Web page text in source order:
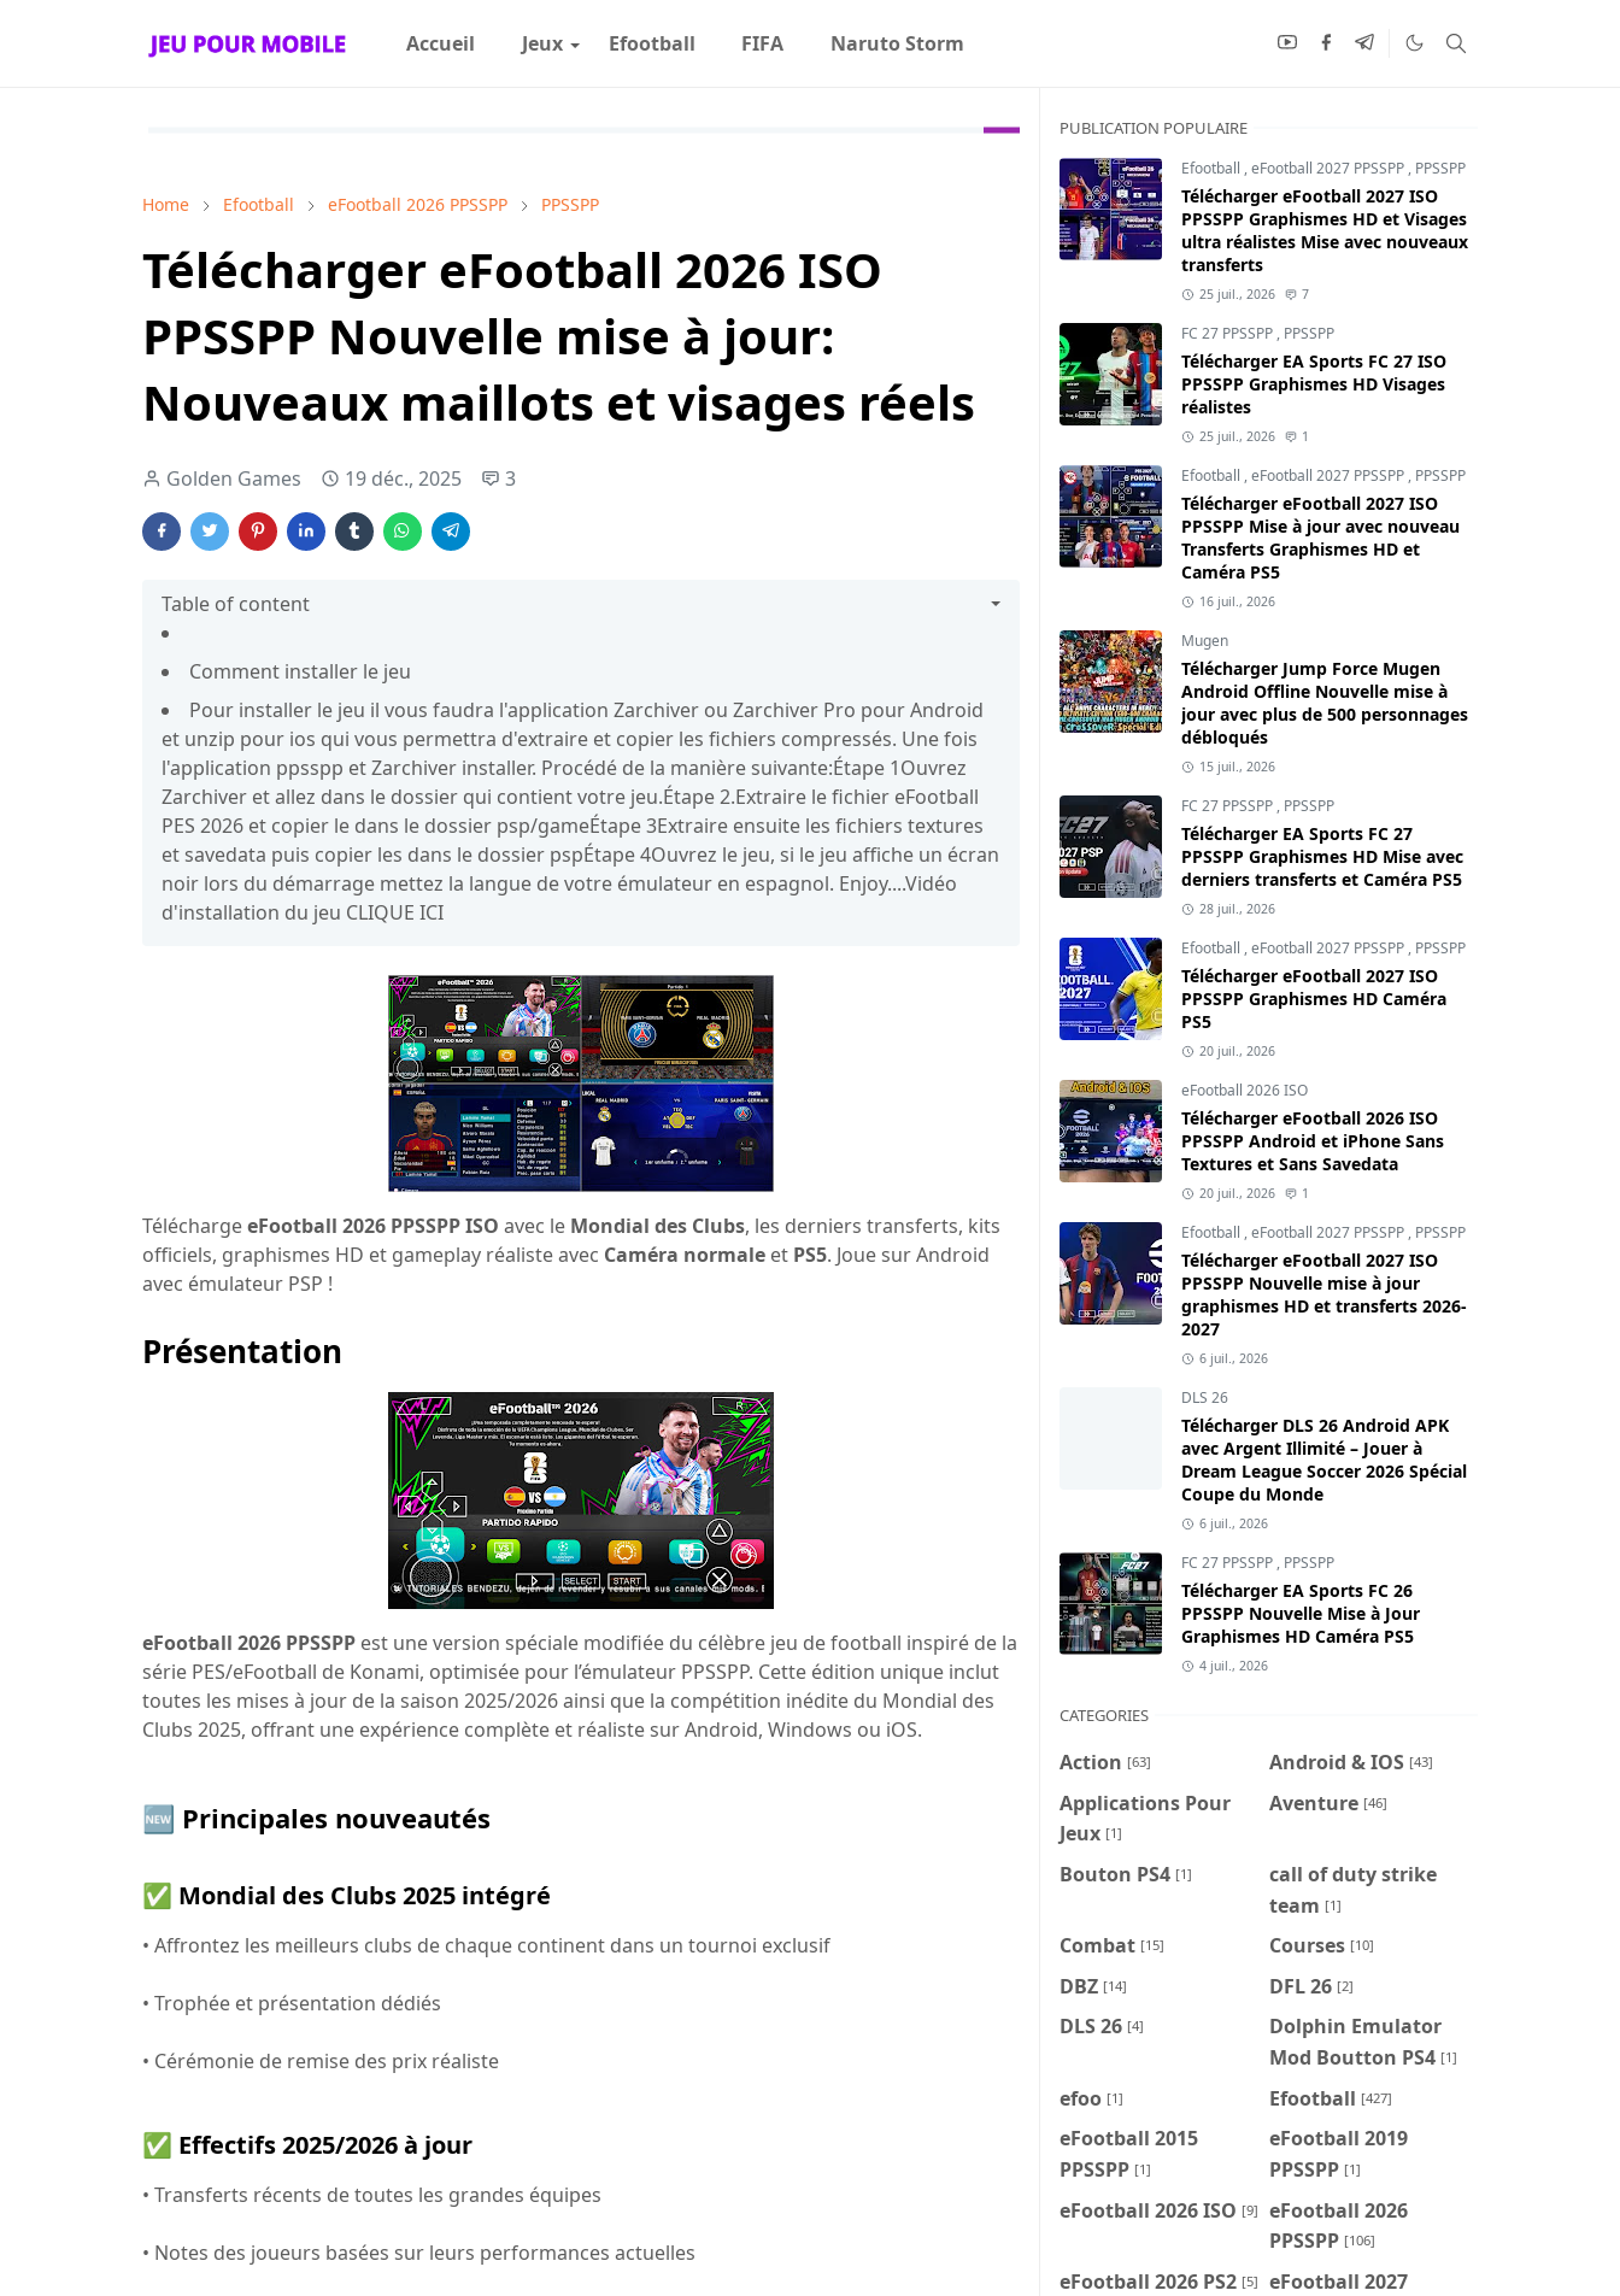
Accueil Jeux Efootball FIFA Naruto Storm
Home Efootball eFootball 2026 PPSSPP PPSSPP
Télécharger eFootball 2026 ISO
PPSSPP Nouvelle mise à jour:
Nouveaux maillots et visages réels
Golden Games 19 déc., 2025 3
Table of content
Comment installer le jeu
Pour installer le jeu il vous faudra l'application Zarchiver ou Zarchiver Pro pour Android
et unzip pour ios qui vous permettra d'extraire et copier les fichiers compressés. Une fois
l'application ppsspp et Zarchiver installer. Procédé de la manière suivante:Étape 1Ouvrez
Zarchiver et allez dans le dossier qui contient votre jeu.Étape 2.Extraire le fichier eFootball
PES 2026 et copier le dans le dossier psp/gameÉtape 3Extraire ensuite les fichiers textures
et savedata puis copier les dans le dossier pspÉtape 4Ouvrez le jeu, si le jeu affiche un écran
noir lors du démarrage mettez la langue de votre émulateur en espagnol. Enjoy....Vidéo
d'installation du jeu CLIQUE ICI
TéléchargeeFootball 2026 PPSSPP ISO avec le Mondial des Clubs, les derniers transferts, kits
officiels, graphismes HD et gameplay réaliste avec Caméra normale et PS5. Joue sur Android
avec émulateur PSP !
Présentation
eFootball 2026 PPSSPP est une version spéciale modifiée du célèbre jeu de football inspiré de la
série PES/eFootball de Konami, optimisée pour l’émulateur PPSSPP. Cette édition unique inclut
toutes les mises à jour de la saison 2025/2026 ainsi que la compétition inédite du Mondial des
Clubs 2025, offrant une expérience complète et réaliste sur Android, Windows ou iOS.
🆕 Principales nouveautés
✅ Mondial des Clubs 2025 intégré
• Affrontez les meilleurs clubs de chaque continent dans un tournoi exclusif
• Trophée et présentation dédiés
• Cérémonie de remise des prix réaliste
✅ Effectifs 2025/2026 à jour
• Transferts récents de toutes les grandes équipes
• Notes des joueurs basées sur leurs performances actuelles
PUBLICATION POPULAIRE
Efootball ,eFootball 2027 PPSSPP , PPSSPP
Télécharger eFootball 2027 ISO
PPSSPP Graphismes HD et Visages
ultra réalistes Mise avec nouveaux
transferts
25 juil., 2026 7
FC 27 PPSSPP , PPSSPP
Télécharger EA Sports FC 27 ISO
PPSSPP Graphismes HD Visages
réalistes
25 juil., 2026 1
Efootball ,eFootball 2027 PPSSPP , PPSSPP
Télécharger eFootball 2027 ISO
PPSSPP Mise à jour avec nouveau
Transferts Graphismes HD et
Caméra PS5
16 juil., 2026
Mugen
Télécharger Jump Force Mugen
Android Offline Nouvelle mise à
jour avec plus de 500 personnages
débloqués
15 juil., 2026
FC 27 PPSSPP , PPSSPP
Télécharger EA Sports FC 27
PPSSPP Graphismes HD Mise avec
derniers transferts et Caméra PS5
28 juil., 2026
Efootball ,eFootball 2027 PPSSPP , PPSSPP
Télécharger eFootball 2027 ISO
PPSSPP Graphismes HD Caméra
PS5
20 juil., 2026
eFootball 2026 ISO
Télécharger eFootball 2026 ISO
PPSSPP Android et iPhone Sans
Textures et Sans Savedata
20 juil., 2026 1
Efootball ,eFootball 2027 PPSSPP , PPSSPP
Télécharger eFootball 2027 ISO
PPSSPP Nouvelle mise à jour
graphismes HD et transferts 2026-
2027
6 juil., 2026
DLS 26
Télécharger DLS 26 Android APK
avec Argent Illimité – Jouer à
Dream League Soccer 2026 Spécial
Coupe du Monde
6 juil., 2026
FC 27 PPSSPP , PPSSPP
Télécharger EA Sports FC 26
PPSSPP Nouvelle Mise à Jour
Graphismes HD Caméra PS5
4 juil., 2026
CATEGORIES
Action [63] Android & IOS [43]
Applications Pour
Jeux [1]
Aventure [46]
Bouton PS4 [1]
call of duty strike
team [1]
Combat [15] Courses [10]
DBZ [14] DFL 26 [2]
DLS 26 [4]
Dolphin Emulator
Mod Boutton PS4 [1]
efoo [1] Efootball [427]
eFootball 2015
PPSSPP [1]
eFootball 2019
PPSSPP [1]
eFootball 2026 ISO [9]
eFootball 2026
PPSSPP [106]
eFootball 2026 PS2 [5]
eFootball 2027